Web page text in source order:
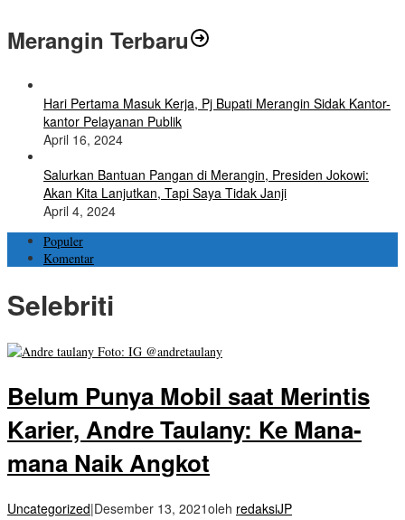
Merangin Terbaru
Hari Pertama Masuk Kerja, Pj Bupati Merangin Sidak Kantor-
kantor Pelayanan Publik
April 16, 2024
Salurkan Bantuan Pangan di Merangin, Presiden Jokowi:
Akan Kita Lanjutkan, Tapi Saya Tidak Janji
April 4, 2024
Populer
Komentar
Selebriti
Belum Punya Mobil saat Merintis
Karier, Andre Taulany: Ke Mana-
mana Naik Angkot
Uncategorized|Desember 13, 2021oleh redaksiJP